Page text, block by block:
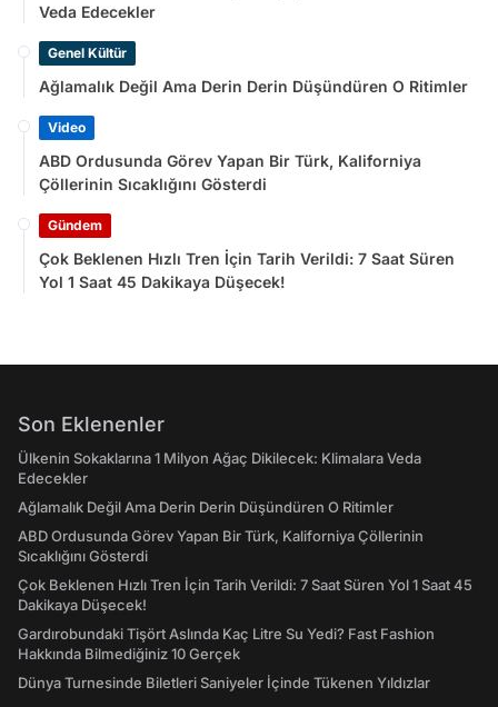
Veda Edecekler
Genel Kültür
Ağlamalık Değil Ama Derin Derin Düşündüren O Ritimler
Video
ABD Ordusunda Görev Yapan Bir Türk, Kaliforniya
Çöllerinin Sıcaklığını Gösterdi
Gündem
Çok Beklenen Hızlı Tren İçin Tarih Verildi: 7 Saat Süren
Yol 1 Saat 45 Dakikaya Düşecek!
Son Eklenenler
Ülkenin Sokaklarına 1 Milyon Ağaç Dikilecek: Klimalara Veda
Edecekler
Ağlamalık Değil Ama Derin Derin Düşündüren O Ritimler
ABD Ordusunda Görev Yapan Bir Türk, Kaliforniya Çöllerinin
Sıcaklığını Gösterdi
Çok Beklenen Hızlı Tren İçin Tarih Verildi: 7 Saat Süren Yol 1 Saat 45
Dakikaya Düşecek!
Gardırobundaki Tişört Aslında Kaç Litre Su Yedi? Fast Fashion
Hakkında Bilmediğiniz 10 Gerçek
Dünya Turnesinde Biletleri Saniyeler İçinde Tükenen Yıldızlar